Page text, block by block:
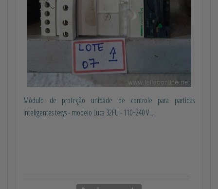
Módulo de proteção unidade de controle para partidas
inteligentes tesys - modelo Luca 32FU - 110~240 V ...